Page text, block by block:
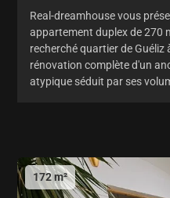
Real-dreamhouse vous
appartement duplex de 270
recherché quartier de Guéliz
rénovation complète d'un
atypique séduit par ses
172 m²